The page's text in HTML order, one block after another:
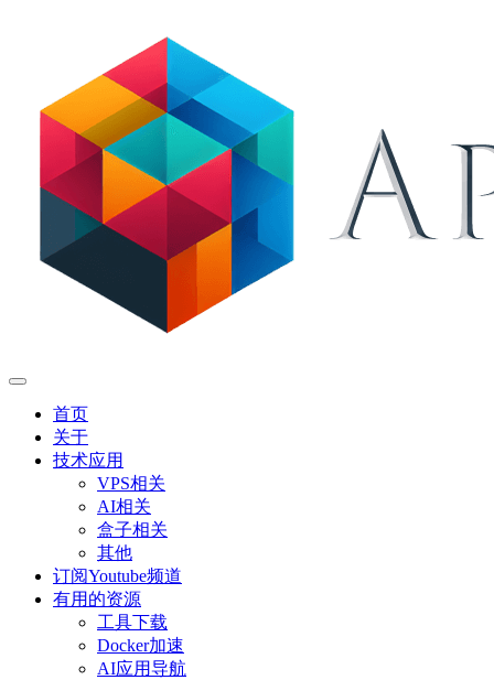
首页
关于
技术应用
VPS相关
AI相关
盒子相关
其他
订阅Youtube频道
有用的资源
工具下载
Docker加速
AI应用导航